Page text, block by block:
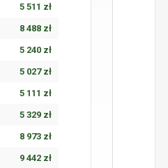
5 511 zł
8 488 zł
5 240 zł
5 027 zł
5 111 zł
5 329 zł
8 973 zł
9 442 zł